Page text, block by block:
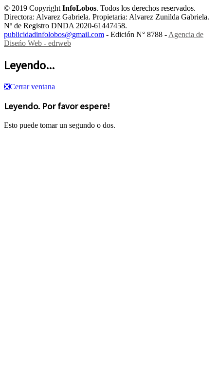
© 2019 CopyrightInfoLobos. Todos los derechos reservados.
Directora: Alvarez Gabriela. Propietaria: Alvarez Zunilda Gabriela.
Nº de Registro DNDA 2020-61447458.
publicidadinfolobos@gmail.com - Edición N° 8788 -Agencia de
Diseńo Web - edrweb
Leyendo...
❎Cerrar ventana
Leyendo. Por favor espere!
Esto puede tomar un segundo o dos.